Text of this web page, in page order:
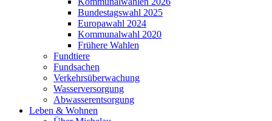
Bundestagswahl 2025
Europawahl 2024
Kommunalwahl 2020
Frühere Wahlen
Fundtiere
Fundsachen
Verkehrsüberwachung
Wasserversorgung
Abwasserentsorgung
Leben & Wohnen